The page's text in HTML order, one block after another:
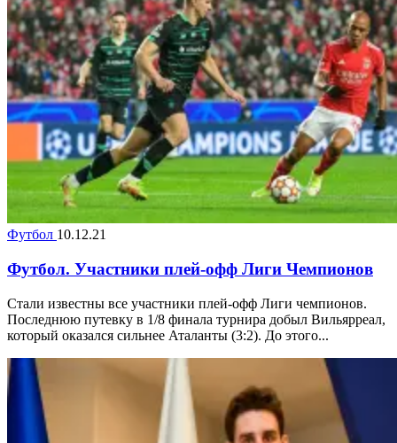
Футбол 10.12.21
Футбол. Участники плей-офф Лиги Чемпионов
Стали известны все участники плей-офф Лиги чемпионов.
Последнюю путевку в 1/8 финала турнира добыл Вильярреал,
который оказался сильнее Аталанты (3:2). До этого...